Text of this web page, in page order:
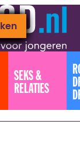
SEKS &
RELATIES